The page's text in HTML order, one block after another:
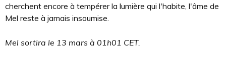
cherchent encore à tempérer la lumière qui l'habite, l'âme de
Mel reste à jamais insoumise.
Mel sortira le 13 mars à 01h01 CET.